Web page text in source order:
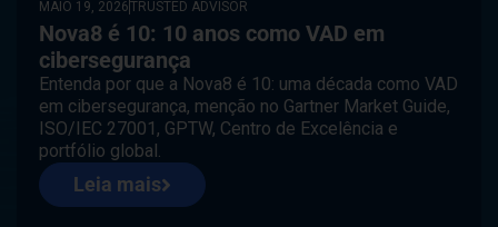
MAIO 19, 2026TRUSTED ADVISOR
Nova8 é 10: 10 anos como VAD em
cibersegurança
Entenda por que a Nova8 é 10: uma década como VAD
em cibersegurança, menção no Gartner Market Guide,
ISO/IEC 27001, GPTW, Centro de Excelência e
portfólio global.
Leia mais